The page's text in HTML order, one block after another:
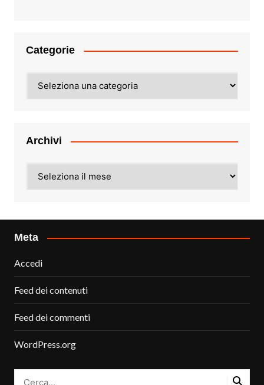
Categorie
Archivi
Meta
Accedi
Feed dei contenuti
Feed dei commenti
WordPress.org